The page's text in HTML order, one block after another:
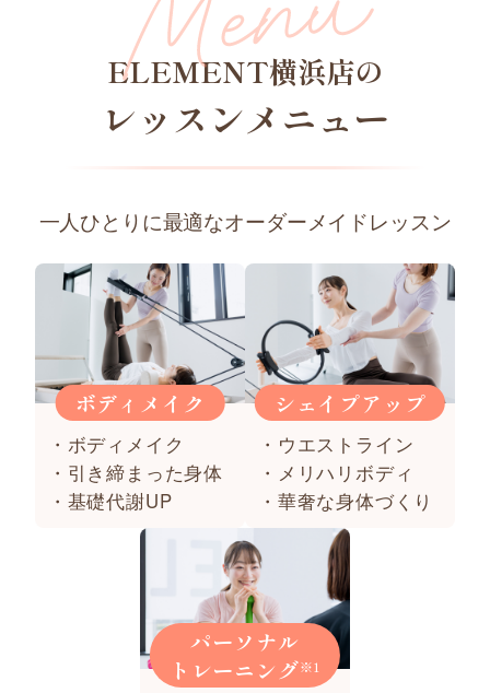
ELEMENT横浜店の
レッスンメニュー
一人ひとりに最適なオーダーメイドレッスン
ボディメイク
・ボディメイク
・引き締まった身体
・基礎代謝UP
シェイプアップ
・ウエストライン
・メリハリボディ
・華奢な身体づくり
パーソナル
トレーニング※1